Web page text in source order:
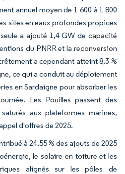
annuel moyen de 1 600 à 1 800
sites en eaux profondes propices
a ajouté 1,4 GW de capacité
du PNRR et la reconversion
a cependant atteint 8,3 %
ce qui a conduit au déploiement
en Sardaigne pour absorber les
Les Pouilles passent des
aux plateformes marines,
d'offres de 2025.
à 24,55 % des ajouts de 2025
le solaire en toiture et les
alignés sur les pôles de